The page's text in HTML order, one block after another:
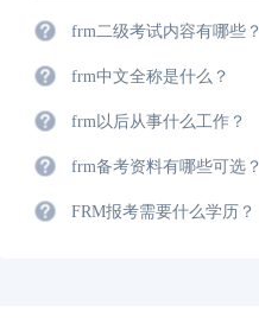
frm二级考试内容有哪些？
frm中文全称是什么？
frm以后从事什么工作？
frm备考资料有哪些可选？
FRM报考需要什么学历？